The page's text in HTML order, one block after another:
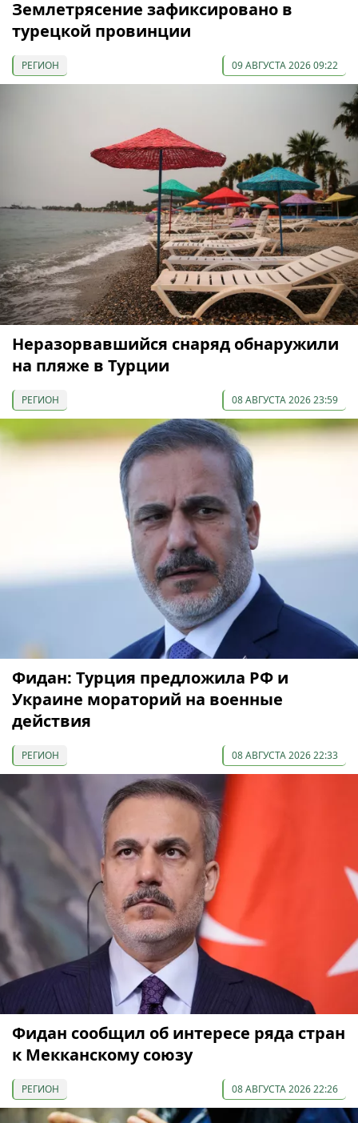
Землетрясение зафиксировано в
турецкой провинции
РЕГИОН 09 АВГУСТА 2026 09:22
Неразорвавшийся снаряд обнаружили
на пляже в Турции
РЕГИОН 08 АВГУСТА 2026 23:59
Фидан: Турция предложила РФ и
Украине мораторий на военные
действия
РЕГИОН 08 АВГУСТА 2026 22:33
Фидан сообщил об интересе ряда стран
к Мекканскому союзу
РЕГИОН 08 АВГУСТА 2026 22:26